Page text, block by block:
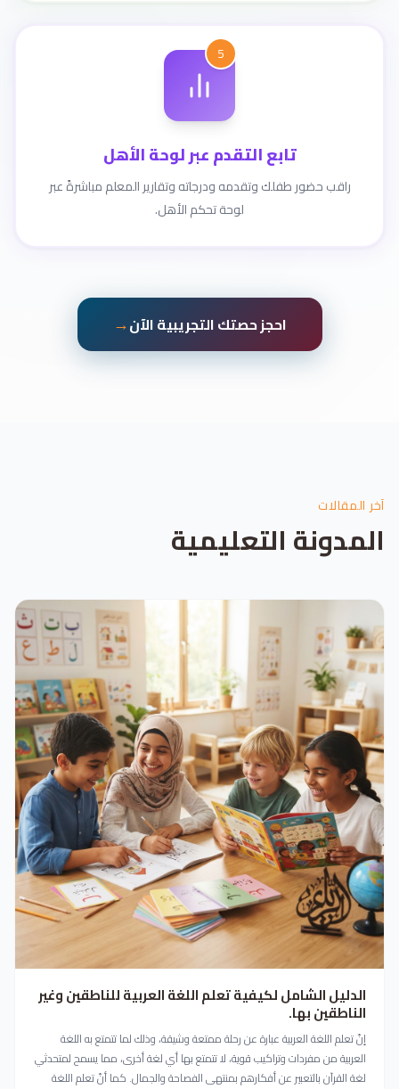
5
تابع التقدم عبر لوحة الأهل
راقب حضور طفلك وتقدمه ودرجاته وتقارير المعلم مباشرةً عبر
لوحة تحكم الأهل.
احجز حصتك التجريبية الآن→
آخر المقالات
المدونة التعليمية
الدليل الشامل لكيفية تعلم اللغة العربية للناطقين وغير
الناطقين بها.
إنّ تعلم اللغة العربية عبارة عن رحلة ممتعة وشيقة، وذلك لما تتمتع به اللغة
العربية من مفردات وتراكيب قوية، لا تتمتع بها أي لغة أخرى، مما يسمح لمتحدثي
لغة القرآن بالتعبير عن أفكارهم بمنتهى الفصاحة والجمال. كما أنّ تعلم اللغة